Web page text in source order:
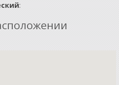
: